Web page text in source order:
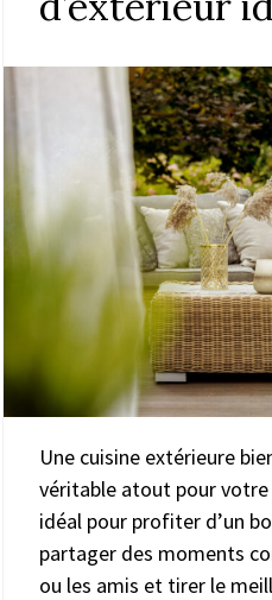
Une cuisine extérieure
véritable atout pour votre
idéal pour profiter d’un
partager des moments
ou les amis et tirer le